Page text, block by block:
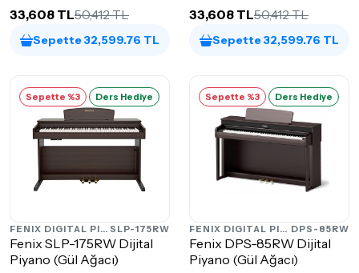
33,608 TL50,412 TL
Sepette 32,599.76 TL
33,608 TL50,412 TL
Sepette 32,599.76 TL
Sepette %3 Ders Hediye
FENIX DIGITAL PIANOS SLP-175RW
Fenix SLP-175RW Dijital
Piyano (Gül Ağacı)
Sepette %3 Ders Hediye
FENIX DIGITAL PIANOS DPS-85RW
Fenix DPS-85RW Dijital
Piyano (Gül Ağacı)